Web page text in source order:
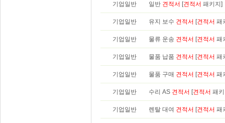
기업일반 일반 견적서 [견적서 패키지]
기업일반 유지 보수 견적서 [견적서 패
기업일반 물류 운송 견적서 [견적서 패
기업일반 물품 납품 견적서 [견적서 패
기업일반 물품 구매 견적서 [견적서 패
기업일반 수리 AS 견적서 [견적서 패
기업일반 렌탈 대여 견적서 [견적서 패